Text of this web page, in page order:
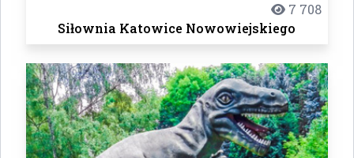
7 708
Siłownia Katowice Nowowiejskiego